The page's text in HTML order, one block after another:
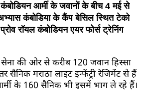
आर्मी के जवानों के बीच 4 मई से
कंबोडिया के कैंप बेसिल स्थित टेको
रॉयल कंबोडियन एयर फोर्स ट्रेनिंग
की ओर से करीब 120 जवान हिस्सा
मराठा लाइट इन्फेंट्री रेजिमेंट से हैं
के 160 सैनिक भी इसमें भाग ले रहे हैं।